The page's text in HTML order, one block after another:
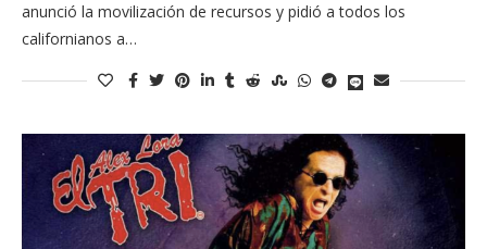
anunció la movilización de recursos y pidió a todos los
californianos a…